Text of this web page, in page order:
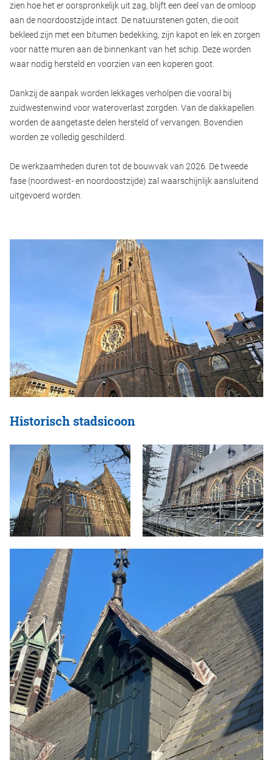
zien hoe het er oorspronkelijk uit zag, blijft een deel van de omloop
aan de noordoostzijde intact. De natuurstenen goten, die ooit
bekleed zijn met een bitumen bedekking, zijn kapot en lek en zorgen
voor natte muren aan de binnenkant van het schip. Deze worden
waar nodig hersteld en voorzien van een koperen goot.
Dankzij de aanpak worden lekkages verholpen die vooral bij
zuidwestenwind voor wateroverlast zorgden. Van de dakkapellen
worden de aangetaste delen hersteld of vervangen. Bovendien
worden ze volledig geschilderd.
De werkzaamheden duren tot de bouwvak van 2026. De tweede
fase (noordwest- en noordoostzijde) zal waarschijnlijk aansluitend
uitgevoerd worden.
Historisch stadsicoon